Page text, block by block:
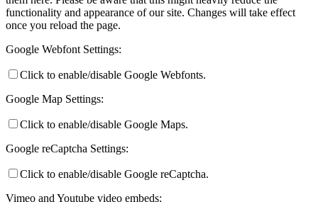
functionality and appearance of our site. Changes will take effect
once you reload the page.
Google Webfont Settings:
Click to enable/disable Google Webfonts.
Google Map Settings:
Click to enable/disable Google Maps.
Google reCaptcha Settings:
Click to enable/disable Google reCaptcha.
Vimeo and Youtube video embeds: